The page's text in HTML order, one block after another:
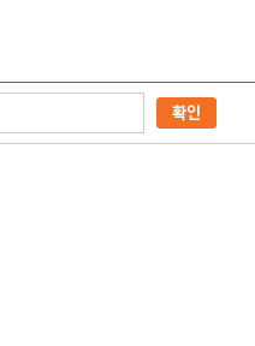
확인